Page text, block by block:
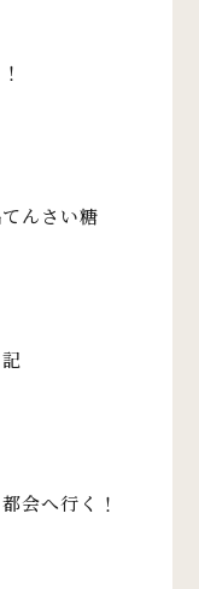
んさい糖
会へ行く！